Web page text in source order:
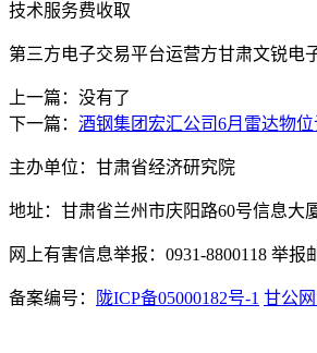
技术服务费收取
第三方电子交易平台运营方甘肃文锐电
上一篇：没有了
下一篇： 酒钢集团宏汇公司6月雷达物
主办单位：甘肃省经济研究院
地址：甘肃省兰州市庆阳路60号信息大
网上有害信息举报：0931-8800118 举报
备案编号： 陇ICP备05000182号-1 甘公网